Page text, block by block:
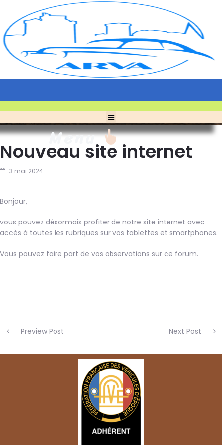
Menu
Nouveau site internet
3 mai 2024
Bonjour,
vous pouvez désormais profiter de notre site internet avec
accès à toutes les rubriques sur vos tablettes et smartphones.
Vous pouvez faire part de vos observations sur ce forum.
Preview Post Next Post